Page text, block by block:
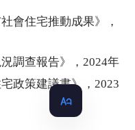
會住宅推動成果》，
調查報告》，2024年
宅政策建議書》，2023